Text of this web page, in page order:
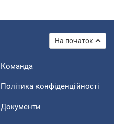
На початок
Команда
Політика конфіденційності
Документи